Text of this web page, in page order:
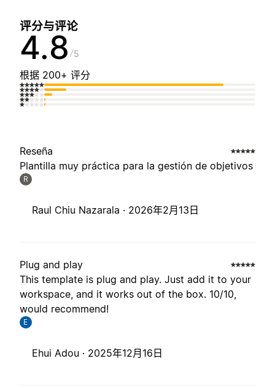
评分与评论
4.8 5
根据 200+ 评分
Reseña
Plantilla muy práctica para la gestión de objetivos
R
Raul Chiu Nazarala · 2026年2月13日
Plug and play
This template is plug and play. Just add it to your
workspace, and it works out of the box. 10/10,
would recommend!
E
Ehui Adou · 2025年12月16日